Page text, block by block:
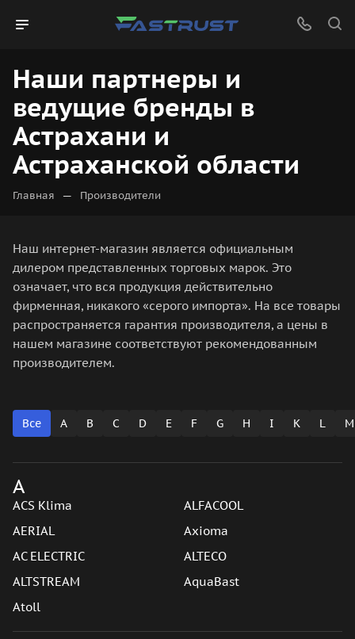
Наши партнеры и
ведущие бренды в
Астрахани и
Астраханской области
Главная — Производители
Наш интернет-магазин является официальным
дилером представленных торговых марок. Это
означает, что вся продукция действительно
фирменная, никакого «серого импорта». На все товары
распространяется гарантия производителя, а цены в
нашем магазине соответствуют рекомендованным
производителем.
Все A B C D E F G H I K L M
A
ACS Klima
ALFACOOL
AERIAL
Axioma
AC ELECTRIC
ALTECO
ALTSTREAM
AquaBast
Atoll